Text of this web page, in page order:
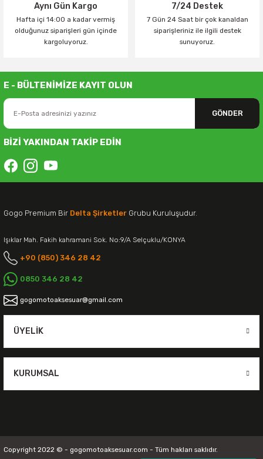
Aynı Gün Kargo
Hafta içi 14:00 a kadar vermiş
olduğunuz siparişleri gün içinde
kargoluyoruz.
7/24 Destek
7 Gün 24 Saat bir çok kanaldan
siparişleriniz ile ilgili destek
sunuyoruz.
E - BÜLTENİMİZE KAYIT OLUN
GÖNDER
BİZİ YAKINDAN TAKİP EDİN
Gogo Premium Bir Delta Şirketler Grubu Kuruluşudur.
Işıklar Mah. Fakih kahramani Sok. No:9/A Selçuklu/KONYA
+90 (850) 346 28 42
0850 346 28 42
gogomotoaksesuar@gmail.com
ÜYELIK
KURUMSAL
Copyright 2022 © - gogomotoaksesuar.com - Tüm hakları saklıdır.